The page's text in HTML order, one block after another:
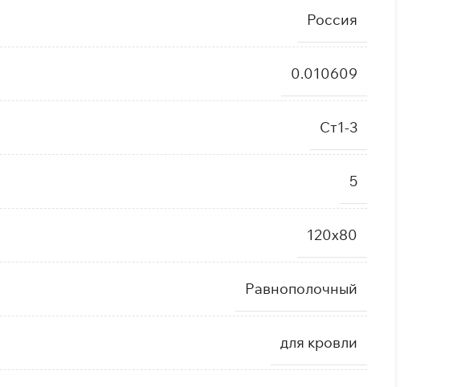
Россия
0.010609
Ст1-3
5
120х80
Равнополочный
для кровли